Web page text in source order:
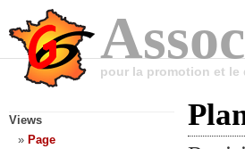
pour la promotion et le
Views
Page